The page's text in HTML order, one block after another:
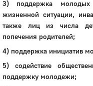
3) поддержка молодых
жизненной ситуации,
также лиц из числа
попечения родителей;
4) поддержка инициатив
5) содействие
поддержку молодежи;